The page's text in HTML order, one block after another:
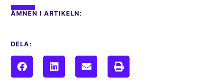
ÄMNEN I ARTIKELN:
DELA: